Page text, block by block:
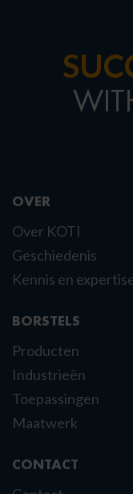
OVER
Over KOTI
Geschiedenis
Kennis en
BORSTELS
Producten
Industrieën
Toepassingen
Maatwerk
CONTACT